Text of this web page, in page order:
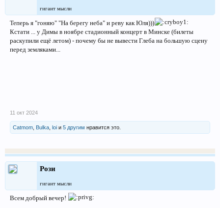
гигант мысли
Теперь я "гоняю" "На берегу неба" и реву как Юля)))
Кстати ... у Димы в ноябре стадионный концерт в Минске (билеты
раскупили ещё летом) - почему бы не вывести Глеба на большую сцену
перед земляками...
11 окт 2024
Catmom Bulka loi и 5 другим нравится это.
Рози
гигант мысли
Всем добрый вечер!